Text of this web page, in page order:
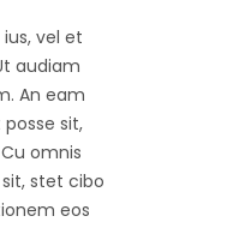
vel et
audiam
An eam
sit,
omnis
stet cibo
eos